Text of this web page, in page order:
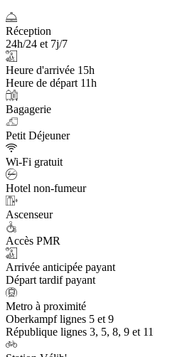
Réception
24h/24 et 7j/7
Heure d'arrivée 15h
Heure de départ 11h
Bagagerie
Petit Déjeuner
Wi-Fi gratuit
Hotel non-fumeur
Ascenseur
Accès PMR
Arrivée anticipée payant
Départ tardif payant
Metro à proximité
Oberkampf lignes 5 et 9
République lignes 3, 5, 8, 9 et 11